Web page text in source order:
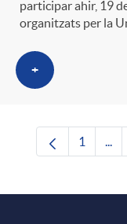
participar ahir, 19
organitzats per la
+
Pàgina
1 ...